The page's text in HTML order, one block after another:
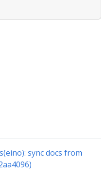
sync docs from